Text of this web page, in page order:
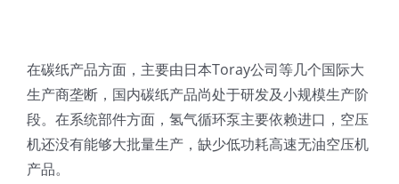
喷涂的影响因素
超声波喷雾成型系统
在碳纸产品方面，主要由日本Toray公司等几个国际大
生产商垄断，国内碳纸产品尚处于研发及小规模生产阶
段。在系统部件方面，氢气循环泵主要依赖进口，空压
机还没有能够大批量生产，缺少低功耗高速无油空压机
产品。